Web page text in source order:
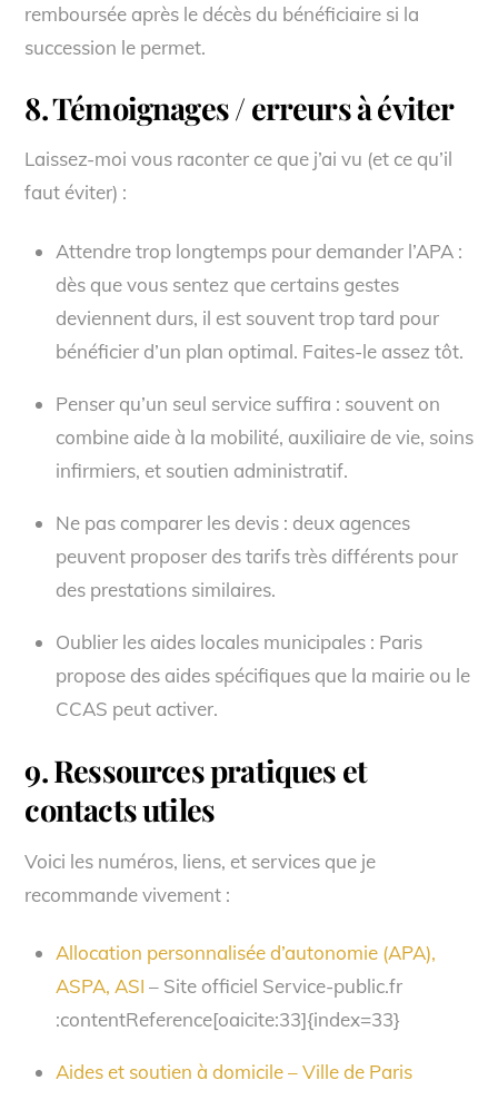
remboursée après le décès du bénéficiaire si la
succession le permet.
8. Témoignages / erreurs à éviter
Laissez-moi vous raconter ce que j’ai vu (et ce qu’il
faut éviter) :
Attendre trop longtemps pour demander l’APA :
dès que vous sentez que certains gestes
deviennent durs, il est souvent trop tard pour
bénéficier d’un plan optimal. Faites-le assez tôt.
Penser qu’un seul service suffira : souvent on
combine aide à la mobilité, auxiliaire de vie, soins
infirmiers, et soutien administratif.
Ne pas comparer les devis : deux agences
peuvent proposer des tarifs très différents pour
des prestations similaires.
Oublier les aides locales municipales : Paris
propose des aides spécifiques que la mairie ou le
CCAS peut activer.
9. Ressources pratiques et
contacts utiles
Voici les numéros, liens, et services que je
recommande vivement :
Allocation personnalisée d’autonomie (APA),
ASPA, ASI – Site officiel Service-public.fr
:contentReference[oaicite:33]{index=33}
Aides et soutien à domicile – Ville de Paris